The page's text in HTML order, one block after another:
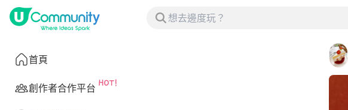
首頁
創作者合作平台